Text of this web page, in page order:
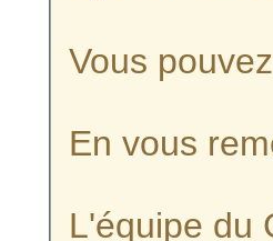
Vous
En vous
L'équipe du